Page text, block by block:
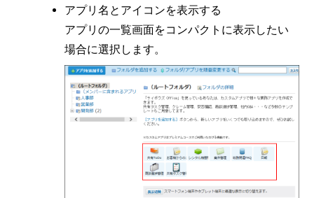
アプリ名とアイコンを表示する
アプリの一覧画面をコンパクトに表示したい
場合に選択します。